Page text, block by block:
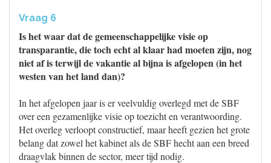
Vraag 6
Is het waar dat de gemeenschappelijke visie op
transparantie, die toch echt al klaar had moeten zijn, nog
niet af is terwijl de vakantie al bijna is afgelopen (in het
westen van het land dan)?
In het afgelopen jaar is er veelvuldig overlegd met de SBF
over een gezamenlijke visie op toezicht en verantwoording.
Het overleg verloopt constructief, maar heeft gezien het grote
belang dat zowel het kabinet als de SBF hecht aan een breed
draagvlak binnen de sector, meer tijd nodig.